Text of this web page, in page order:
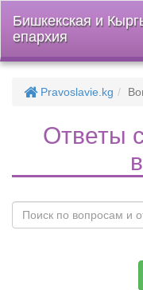
Бишкекская и
епархия
Pravoslavie.kg
Ответы